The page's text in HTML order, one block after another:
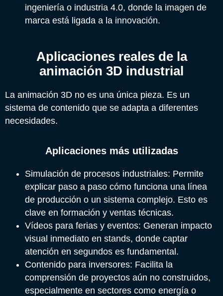
ingeniería o industria 4.0, donde la imagen de
marca está ligada a la innovación.
Aplicaciones reales de la
animación 3D industrial
La animación 3D no es una única pieza. Es un
sistema de contenido que se adapta a diferentes
necesidades.
Aplicaciones más utilizadas
Simulación de procesos industriales: Permite
explicar paso a paso cómo funciona una línea
de producción o un sistema complejo. Esto es
clave en formación y ventas técnicas.
Vídeos para ferias y eventos: Generan impacto
visual inmediato en stands, donde captar
atención en segundos es fundamental.
Contenido para inversores: Facilita la
comprensión de proyectos aún no construidos,
especialmente en sectores como energía o